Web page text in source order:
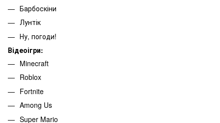
Барбоскіни
Лунтік
Ну, погоди!
Відеоігри:
Minecraft
Roblox
Fortnite
Among Us
Super Mario